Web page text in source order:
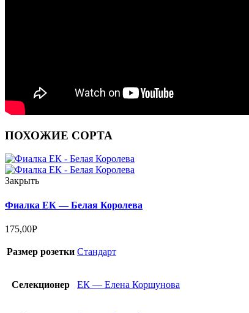
ПОХОЖИЕ СОРТА
Закрыть
Фиалка ЕК — Белая Королева
175,00Р
Размер розетки Стандарт
Селекционер ЕК — Елена Коршунова